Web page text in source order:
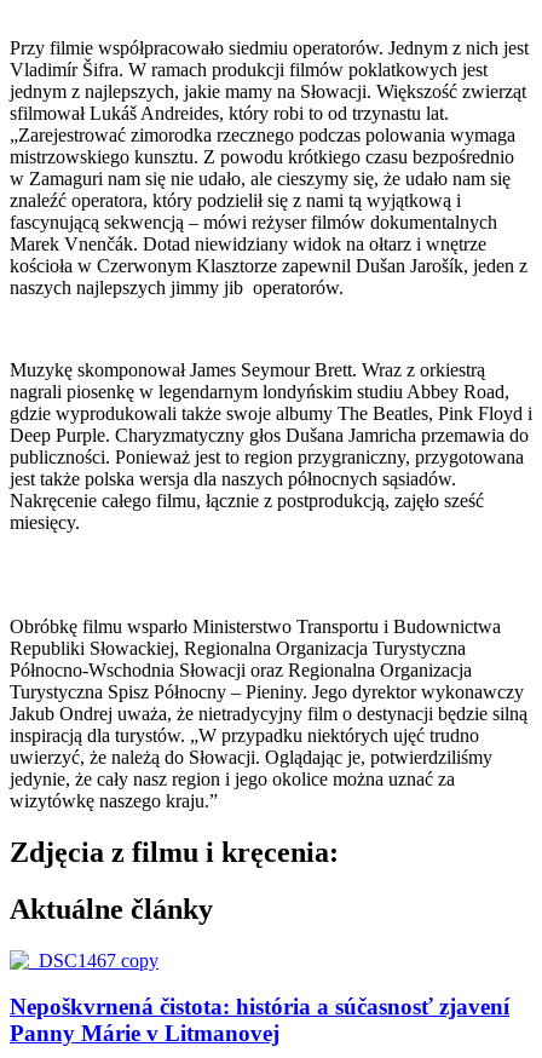
Przy filmie współpracowało siedmiu operatorów. Jednym z nich jest
Vladimír Šifra. W ramach produkcji filmów poklatkowych jest
jednym z najlepszych, jakie mamy na Słowacji. Większość zwierząt
sfilmował Lukáš Andreides, który robi to od trzynastu lat.
„Zarejestrować zimorodka rzecznego podczas polowania wymaga
mistrzowskiego kunsztu. Z powodu krótkiego czasu bezpośrednio
w Zamaguri nam się nie udało, ale cieszymy się, że udało nam się
znaleźć operatora, który podzielił się z nami tą wyjątkową i
fascynującą sekwencją – mówi reżyser filmów dokumentalnych
Marek Vnenčák. Dotad niewidziany widok na ołtarz i wnętrze
kościoła w Czerwonym Klasztorze zapewnil Dušan Jarošík, jeden z
naszych najlepszych jimmy jib operatorów.
Muzykę skomponował James Seymour Brett. Wraz z orkiestrą
nagrali piosenkę w legendarnym londyńskim studiu Abbey Road,
gdzie wyprodukowali także swoje albumy The Beatles, Pink Floyd i
Deep Purple. Charyzmatyczny głos Dušana Jamricha przemawia do
publiczności. Ponieważ jest to region przygraniczny, przygotowana
jest także polska wersja dla naszych północnych sąsiadów.
Nakręcenie całego filmu, łącznie z postprodukcją, zajęło sześć
miesięcy.
Obróbkę filmu wsparło Ministerstwo Transportu i Budownictwa
Republiki Słowackiej, Regionalna Organizacja Turystyczna
Północno-Wschodnia Słowacji oraz Regionalna Organizacja
Turystyczna Spisz Północny – Pieniny. Jego dyrektor wykonawczy
Jakub Ondrej uważa, że ​​nietradycyjny film o destynacji będzie silną
inspiracją dla turystów. „W przypadku niektórych ujęć trudno
uwierzyć, że należą do Słowacji. Oglądając je, potwierdziliśmy
jedynie, że cały nasz region i jego okolice można uznać za
wizytówkę naszego kraju.”
Zdjęcia z filmu i kręcenia:
Aktuálne články
Nepoškvrnená čistota: história a súčasnosť zjavení
Panny Márie v Litmanovej